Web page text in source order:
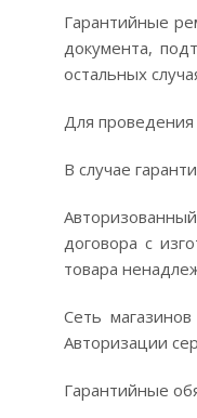
Гарантийные
документа,
остальных
Для
В случае
договора с
товара
Сеть
Авторизации
Гарантийные